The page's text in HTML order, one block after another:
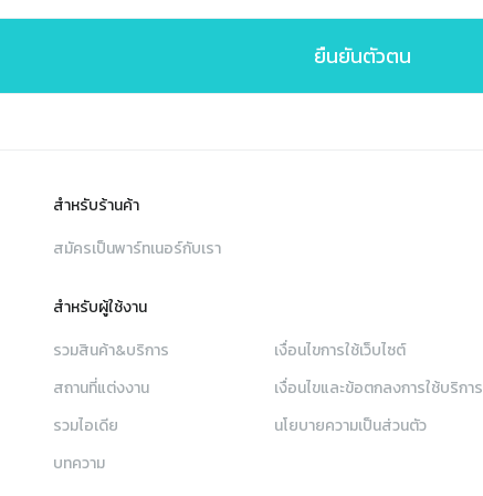
ยืนยันตัวตน
สำหรับร้านค้า
สมัครเป็นพาร์ทเนอร์กับเรา
สำหรับผู้ใช้งาน
รวมสินค้า&บริการ
สถานที่แต่งงาน
รวมไอเดีย
บทความ
เงื่อนไขการใช้เว็บไซต์
เงื่อนไขและข้อตกลงการใช้บริการ
นโยบายความเป็นส่วนตัว